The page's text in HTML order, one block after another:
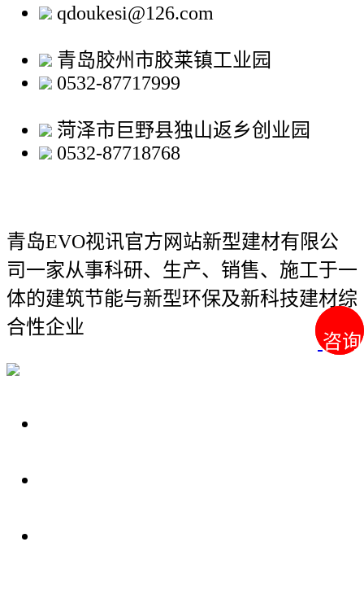
咨询
咨询
qdoukesi@126.com
青岛胶州市胶莱镇工业园
0532-87717999
菏泽市巨野县独山返乡创业园
0532-87718768
青岛EVO视讯官方网站新型建材有限公
司一家从事科研、生产、销售、施工于一
体的建筑节能与新型环保及新科技建材综
合性企业